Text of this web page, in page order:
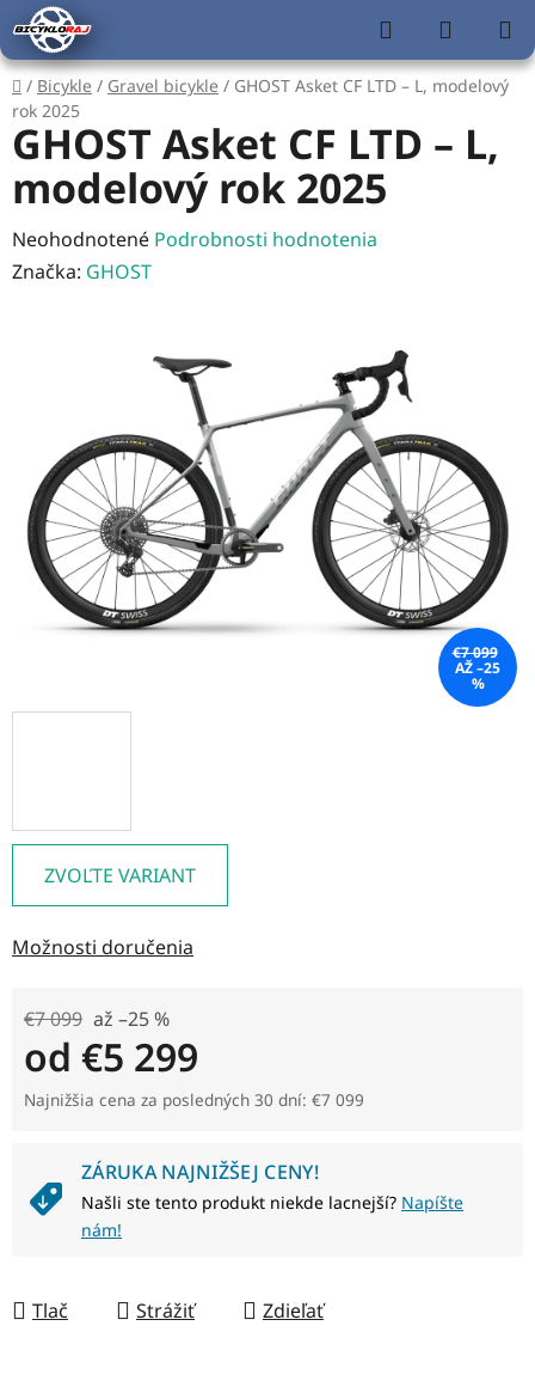
Prejsť
na
obsah
Hľadať
KOŠÍK
Domov
/ Bicykle / Gravel bicykle / GHOST Asket CF LTD – L, modelový
rok 2025
ZVOĽTE VARIANT
Možnosti doručenia
€7 099 až –25 %
od €5 299
Jednotková cena:
Najnižšia cena za posledných 30 dní: €7 099
ZÁRUKA NAJNIŽŠEJ CENY!
Našli ste tento produkt niekde lacnejší? Napíšte
nám!
Tlač Strážiť Zdieľať
GHOST Asket CF LTD – L,
modelový rok 2025
Priemerné
hodnotenie
hviezdičiek.
Neohodnotené Podrobnosti hodnotenia
Značka: GHOST
€7 099
AŽ –25
%